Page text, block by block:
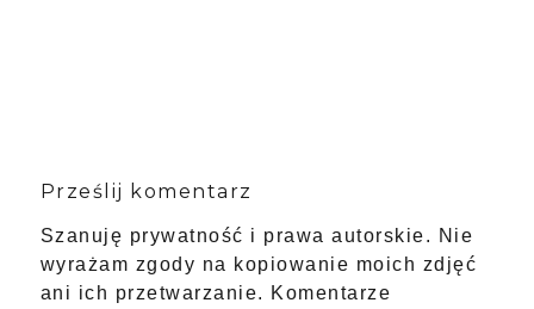
Prześlij komentarz
Szanuję prywatność i prawa autorskie. Nie
wyrażam zgody na kopiowanie moich zdjęć
ani ich przetwarzanie. Komentarze